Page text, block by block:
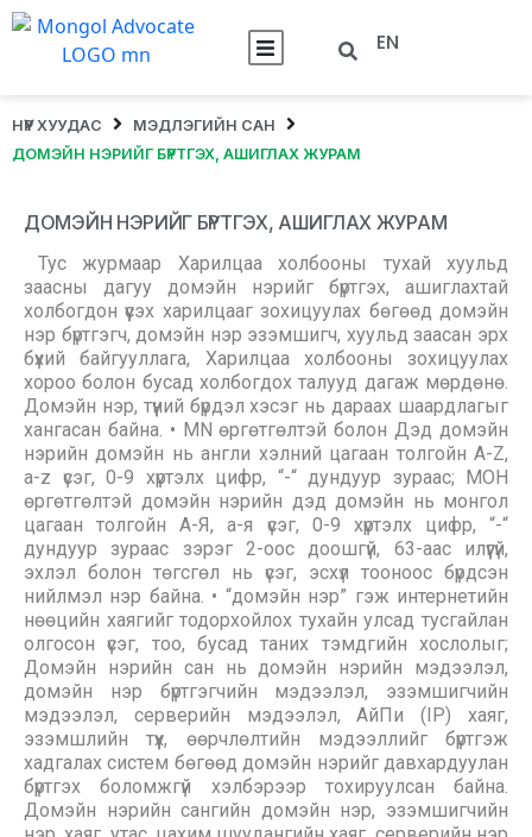
EN
НҮҮР ХУУДАС
МЭДЛЭГИЙН САН
ДОМЭЙН НЭРИЙГ БҮРТГЭХ, АШИГЛАХ ЖУРАМ
ДОМЭЙН НЭРИЙГ БҮРТГЭХ, АШИГЛАХ ЖУРАМ
Тус журмаар Харилцаа холбооны тухай хуульд
заасны дагуу домэйн нэрийг бүртгэх, ашиглахтай
холбогдон үүсэх харилцааг зохицуулах бөгөөд домэйн
нэр бүртгэгч, домэйн нэр эзэмшигч, хуульд заасан эрх
бүхий байгууллага, Харилцаа холбооны зохицуулах
хороо болон бусад холбогдох талууд дагаж мөрдөнө.
Домэйн нэр, түүний бүрдэл хэсэг нь дараах шаардлагыг
хангасан байна. • MN өргөтгөлтэй болон Дэд домэйн
нэрийн домэйн нь англи хэлний цагаан толгойн A-Z,
a-z үсэг, 0-9 хүртэлх цифр, “-“ дундуур зураас; МОН
өргөтгөлтэй домэйн нэрийн дэд домэйн нь монгол
цагаан толгойн А-Я, а-я үсэг, 0-9 хүртэлх цифр, “-“
дундуур зураас зэрэг 2-оос доошгүй, 63-аас илүүгүй,
эхлэл болон төгсгөл нь үсэг, эсхүл тооноос бүрдсэн
нийлмэл нэр байна. • “домэйн нэр” гэж интернетийн
нөөцийн хаягийг тодорхойлох тухайн улсад тусгайлан
олгосон үсэг, тоо, бусад таних тэмдгийн хослолыг;
Домэйн нэрийн сан нь домэйн нэрийн мэдээлэл,
домэйн нэр бүртгэгчийн мэдээлэл, эзэмшигчийн
мэдээлэл, серверийн мэдээлэл, АйПи (IP) хаяг,
эзэмшлийн түүх, өөрчлөлтийн мэдээллийг бүртгэж
хадгалах систем бөгөөд домэйн нэрийг давхардуулан
бүртгэх боломжгүй хэлбэрээр тохируулсан байна.
Домэйн нэрийн сангийн домэйн нэр, эзэмшигчийн